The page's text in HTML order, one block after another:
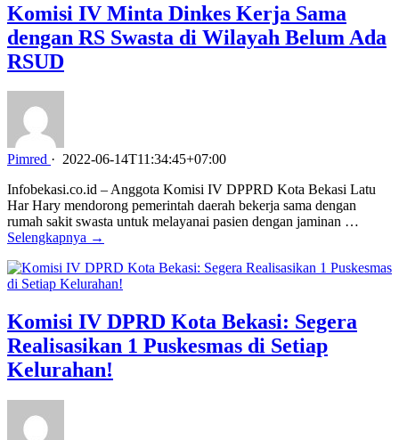
Komisi IV Minta Dinkes Kerja Sama
dengan RS Swasta di Wilayah Belum Ada
RSUD
Pimred · 2022-06-14T11:34:45+07:00
Infobekasi.co.id – Anggota Komisi IV DPPRD Kota Bekasi Latu
Har Hary mendorong pemerintah daerah bekerja sama dengan
rumah sakit swasta untuk melayanai pasien dengan jaminan …
Selengkapnya →
Komisi IV DPRD Kota Bekasi: Segera
Realisasikan 1 Puskesmas di Setiap
Kelurahan!